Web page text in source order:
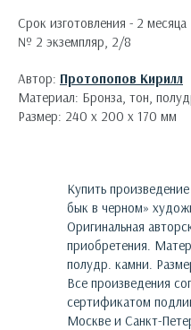
Срок изготовления - 2 месяца
№ 2 экземпляр, 2/8
Автор: Протопопов Кирилл
Материал: Бронза, тон,
Размер: 240 х 200 х 170 мм
Купить
бык в черном»
Оригинальная
приобретения.
полудр. камни.
Все произведения
сертификатом
Москве и Санкт-